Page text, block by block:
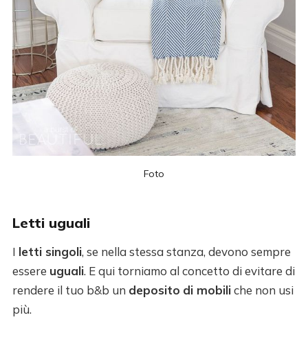
Foto
Letti uguali
I letti singoli, se nella stessa stanza, devono sempre
essere uguali. E qui torniamo al concetto di evitare di
rendere il tuo b&b un deposito di mobiliche non usi
più.